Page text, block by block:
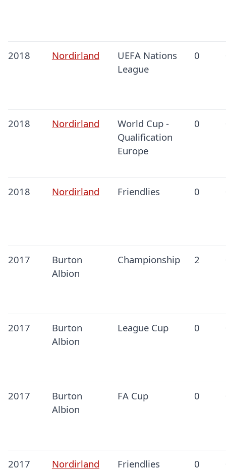
2018 Nordirland
UEFA Nations
League
0
2018 Nordirland
World Cup -
Qualification
Europe
0
2018 Nordirland Friendlies 0
2017
Burton
Albion
Championship 2
2017
Burton
Albion
League Cup 0
2017
Burton
Albion
FA Cup 0
2017 Nordirland Friendlies 0